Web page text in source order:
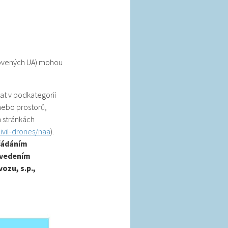
UA) mohou
v podkategorii
prostorů,
drones/naa).
s.p.,